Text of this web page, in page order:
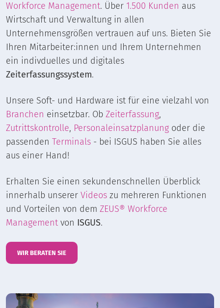
Workforce Management. Über 1.500 Kunden aus
Wirtschaft und Verwaltung in allen
Unternehmensgrößen vertrauen auf uns. Bieten Sie
Ihren Mitarbeiter:innen und Ihrem Unternehmen
ein indivduelles und digitales
Zeiterfassungssystem.
Unsere Soft- und Hardware ist für eine vielzahl von
Branchen einsetzbar. Ob Zeiterfassung,
Zutrittskontrolle, Personaleinsatzplanung oder die
passenden Terminals - bei ISGUS haben Sie alles
aus einer Hand!
Erhalten Sie einen sekundenschnellen Überblick
innerhalb unserer Videos zu mehreren Funktionen
und Vorteilen von dem ZEUS® Workforce
Management von ISGUS.
WIR BERATEN SIE